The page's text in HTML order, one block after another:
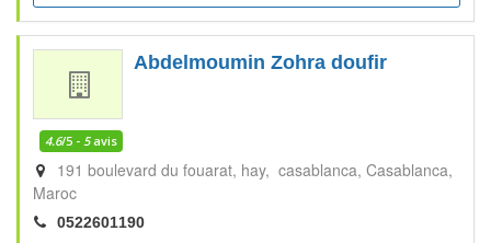
Abdelmoumin Zohra doufir
4.6/5 - 5avis
191 boulevard du fouarat, hay, casablanca Casablanca
Maroc
0522601190